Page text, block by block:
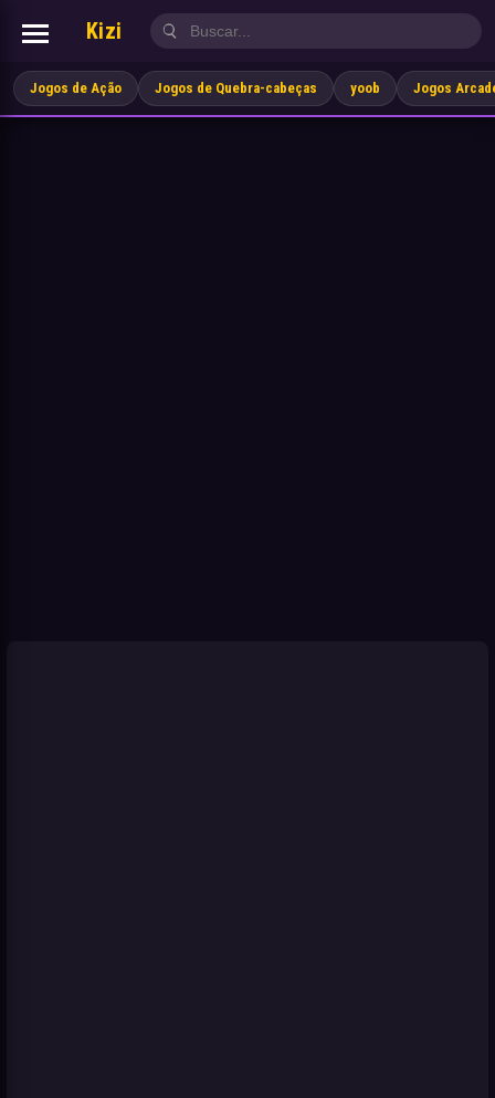
Kizi
Jogos de Ação Jogos de Quebra-cabeças yoob Jogos